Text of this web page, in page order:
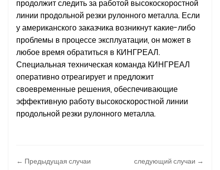
продолжит следить за работой высокоскоростной
линии продольной резки рулонного металла. Если
у американского заказчика возникнут какие-либо
проблемы в процессе эксплуатации, он может в
любое время обратиться в КИНГРЕАЛ.
Специальная техническая команда КИНГРЕАЛ
оперативно отреагирует и предложит
своевременные решения, обеспечивающие
эффективную работу высокоскоростной линии
продольной резки рулонного металла.
← Предыдущая случаи следующий случаи →